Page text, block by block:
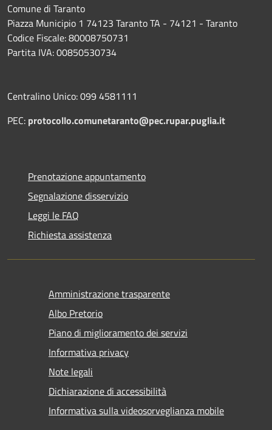
Comune di Taranto
Piazza Municipio 1 74123 Taranto TA - 74121 - Taranto
Codice Fiscale: 80008750731
Partita IVA: 00850530734
Centralino Unico: 099 4581111
PEC: protocollo.comunetaranto@pec.rupar.puglia.it
Prenotazione appuntamento
Segnalazione disservizio
Leggi le FAQ
Richiesta assistenza
Amministrazione trasparente
Albo Pretorio
Piano di miglioramento dei servizi
Informativa privacy
Note legali
Dichiarazione di accessibilità
Informativa sulla videosorveglianza mobile